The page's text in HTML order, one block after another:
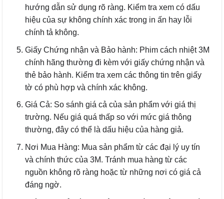
hướng dẫn sử dụng rõ ràng. Kiểm tra xem có dấu
hiệu của sự không chính xác trong in ấn hay lỗi
chính tả không.
Giấy Chứng nhận và Bảo hành: Phim cách nhiệt 3M
chính hãng thường đi kèm với giấy chứng nhận và
thẻ bảo hành. Kiểm tra xem các thông tin trên giấy
tờ có phù hợp và chính xác không.
Giá Cả: So sánh giá cả của sản phẩm với giá thị
trường. Nếu giá quá thấp so với mức giá thông
thường, đây có thể là dấu hiệu của hàng giả.
Nơi Mua Hàng: Mua sản phẩm từ các đại lý uy tín
và chính thức của 3M. Tránh mua hàng từ các
nguồn không rõ ràng hoặc từ những nơi có giá cả
đáng ngờ.